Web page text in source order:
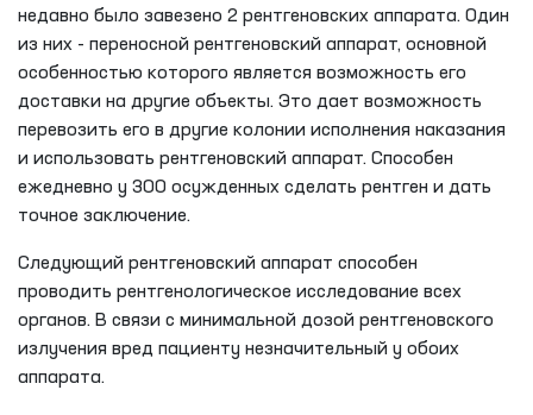
недавно было завезено 2 рентгеновских аппарата. Один
из них - переносной рентгеновский аппарат, основной
особенностью которого является возможность его
доставки на другие объекты. Это дает возможность
перевозить его в другие колонии исполнения наказания
и использовать рентгеновский аппарат. Способен
ежедневно у 300 осужденных сделать рентген и дать
точное заключение.
Следующий рентгеновский аппарат способен
проводить рентгенологическое исследование всех
органов. В связи с минимальной дозой рентгеновского
излучения вред пациенту незначительный у обоих
аппарата.